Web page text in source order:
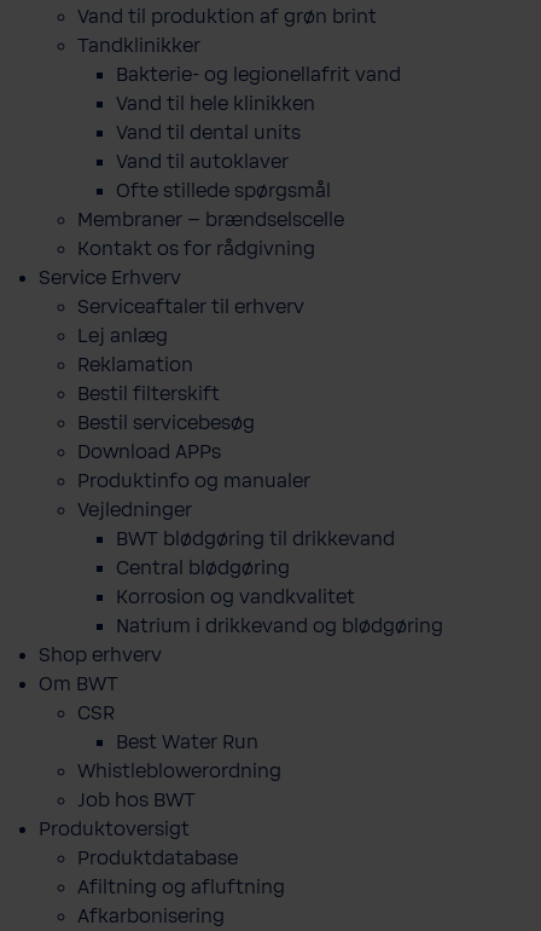
Vand til produktion af grøn brint
Tandklinikker
Bakterie-​ og legio­nel­lafrit vand
Vand til hele klinikken
Vand til dental units
Vand til autoklaver
Ofte stillede spørgsmål
Membraner – brændselscelle
Kontakt os for rådgivning
Service Erhverv
Serviceaftaler til erhverv
Lej anlæg
Reklamation
Bestil filterskift
Bestil servicebesøg
Download APPs
Produktinfo og manualer
Vejledninger
BWT blødgøring til drikkevand
Central blødgøring
Korro­sion og vand­kva­litet
Natrium i drikkevand og blødgøring
Shop erhverv
Om BWT
CSR
Best Water Run
Whistleblowerordning
Job hos BWT
Produktoversigt
Produktdatabase
​Afiltning og afluftning
Afkarbonisering